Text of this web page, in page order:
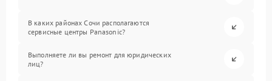
В каких районах Сочи располагаются
сервисные центры Panasonic?
Выполняете ли вы ремонт для юридических
лиц?